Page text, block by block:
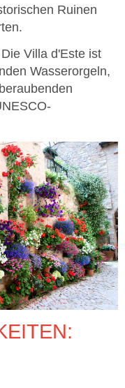
Ruinen
Villa d'Este ist
Wasserorgeln,